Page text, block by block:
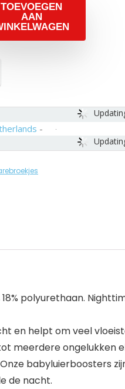
TOEVOEGEN
AAN
-
polyurethaan.
en helpt om veel
meerdere ongelukken
babyluierboosters
de nacht.